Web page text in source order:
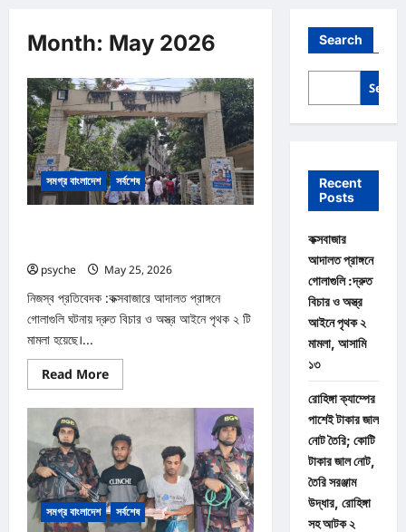
Month: May 2026
সমগ্র বাংলাদেশ সর্বশেষ
psyche
May 25, 2026
নিজস্ব প্রতিবেদক :কক্সবাজারে আদালত প্রাঙ্গনে
গোলাগুলি ঘটনায় দ্রুত বিচার ও অস্ত্র আইনে পৃথক ২ টি
মামলা হয়েছে।...
Read MoreRead
more
কক্সবাজার
প্রাঙ্গনে
গোলাগুলি
:দ্রুত
বিচার
ও
অস্ত্র
আইনে
পৃথক
সমগ্র বাংলাদেশ সর্বশেষ
Search
Recent
Posts
কক্সবাজার
আদালত প্রাঙ্গনে
গোলাগুলি :দ্রুত
বিচার ও অস্ত্র
আইনে পৃথক ২
মামলা, আসামি
১৩
রোহিঙ্গা ক্যাম্পের
পাশেই টাকার জাল
নোট তৈরি; কোটি
টাকার জাল নোট,
তৈরি সরঞ্জাম
উদ্ধার, রোহিঙ্গা
সহ আটক ২